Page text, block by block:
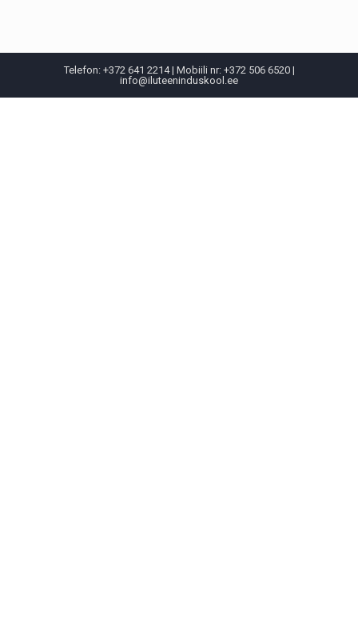
Telefon: +372 641 2214 | Mobiili nr: +372 506 6520 |
info@iluteeninduskool.ee